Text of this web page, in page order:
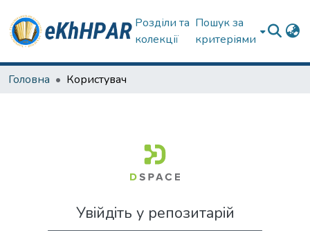
Розділи та
колекції
Пошук за
критеріями
Головна Користувач
Увійдіть у репозитарій